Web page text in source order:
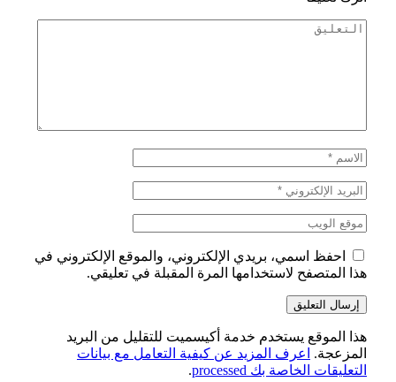
احفظ اسمي، بريدي الإلكتروني، والموقع الإلكتروني في
هذا المتصفح لاستخدامها المرة المقبلة في تعليقي.
هذا الموقع يستخدم خدمة أكيسميت للتقليل من البريد
المزعجة.
اعرف المزيد عن كيفية التعامل مع بيانات
التعليقات الخاصة بك processed
.